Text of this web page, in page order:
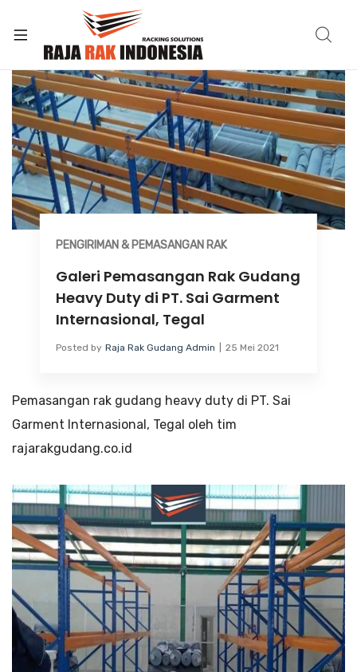
PENGIRIMAN & PEMASANGAN RAK
Galeri Pemasangan Rak Gudang
Heavy Duty di PT. Sai Garment
Internasional, Tegal
Posted by Raja Rak Gudang Admin 25 Mei 2021
Pemasangan rak gudang heavy duty di PT. Sai
Garment Internasional, Tegal oleh tim
rajarakgudang.co.id